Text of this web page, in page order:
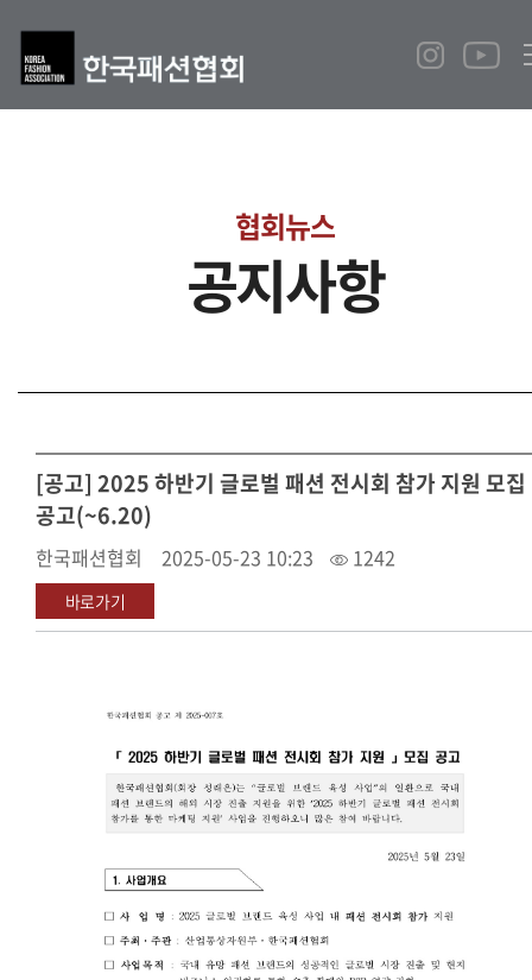
협회뉴스
공지사항
[공고] 2025 하반기 글로벌 패션 전시회 참가 지원 모집
공고(~6.20)
한국패션협회 2025-05-23 10:23 1242
바로가기